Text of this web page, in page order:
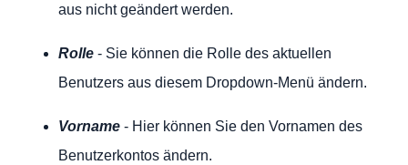
aus nicht geändert werden.
Rolle - Sie können die Rolle des aktuellen
Benutzers aus diesem Dropdown-Menü ändern.
Vorname - Hier können Sie den Vornamen des
Benutzerkontos ändern.